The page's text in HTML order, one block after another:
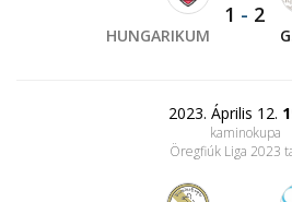
HUNGARIKUM
1 - 2
2023. Április 12.
kaminokupa
Öregfiúk Liga 2023